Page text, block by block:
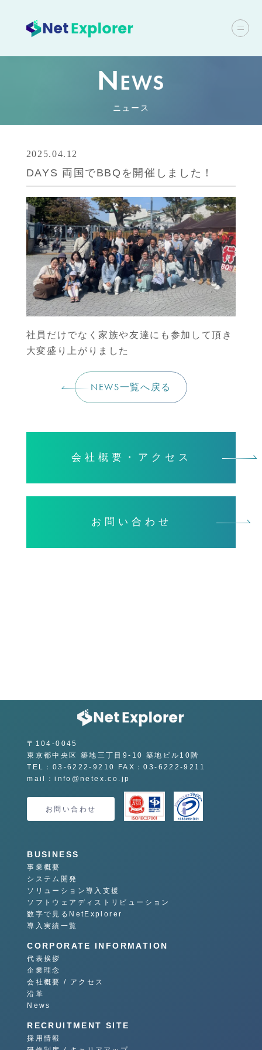
NEWS
ニュース
2025.04.12
DAYS 両国でBBQを開催しました！
社員だけでなく家族や友達にも参加して頂き
大変盛り上がりました
NEWS一覧へ戻る
会社概要・アクセス
お問い合わせ
〒104-0045
東京都中央区 築地三丁目9-10 築地ビル10階
TEL：03-6222-9210 FAX：03-6222-9211
mail：info@netex.co.jp
お問い合わせ
BUSINESS
事業概要
システム開発
ソリューション導入支援
ソフトウェアディストリビューション
数字で見るNetExplorer
導入実績一覧
CORPORATE INFORMATION
代表挨拶
企業理念
会社概要 / アクセス
沿革
News
RECRUITMENT SITE
採用情報